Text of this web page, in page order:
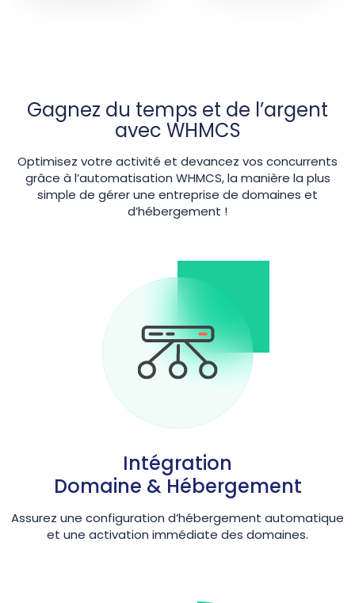
Gagnez du temps et de l’argent
avec WHMCS
Optimisez votre activité et devancez vos concurrents
grâce à l’automatisation WHMCS, la manière la plus
simple de gérer une entreprise de domaines et
d’hébergement !
Intégration
Domaine & Hébergement
Assurez une configuration d’hébergement automatique
et une activation immédiate des domaines.